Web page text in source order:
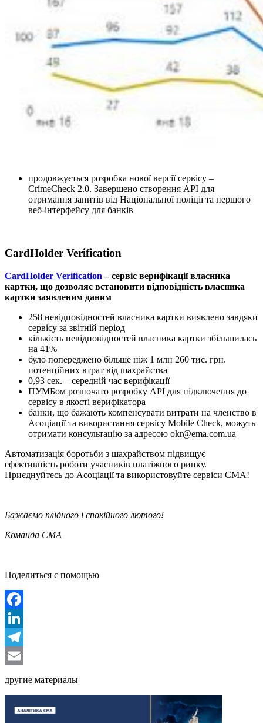
продовжується розробка нової версії сервісу –
CrimeCheck 2.0. Завершено створення API для
отримання запитів від Національної поліції та першого
веб-інтерфейсу для банків
CardHolder Verification
CardHolder Verification – сервіс верифікації власника
картки, що дозволяє встановити відповідність власника
картки заявленим даним
258 невідповідностей власника картки виявлено завдяки
сервісу за звітній період
кількість невідповідностей власника картки збільшилась
на 41%
було попереджено більше ніж 1 млн 260 тис. грн.
потенційних втрат від шахрайства
0,93 сек. – середній час верифікації
ПУМБом розпочато розробку API для підключення до
сервісу в якості верифікатора
банки, що бажають компенсувати витрати на членство в
Асоціації та використання сервісу Mobile Check, можуть
отримати консультацію за адресою okr@ema.com.ua
Автоматизація боротьби з шахрайством підвищує
ефективність роботи учасників платіжного ринку.
Приєднуйтесь до Асоціації та використовуйте сервіси ЄМА!
Бажаємо плідного і спокійного лютого!
Команда ЄМА
Поделиться с помощью
Facebook
LinkedIn
Telegram
другие материалы